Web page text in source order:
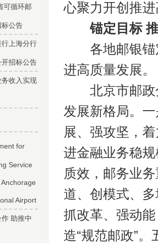
可循环邮
标公告
上海分行
开招标公告
收入实现
for
Service
Airport
助推中
心聚力开创推
锚定目标
各地邮银锚定
进高质量发展。
北京市邮政分
发展新格局。
展、强攻坚，
进金融业务稳
质效，邮务业
道、创模式、
抓改革、强动
造“规范邮政”